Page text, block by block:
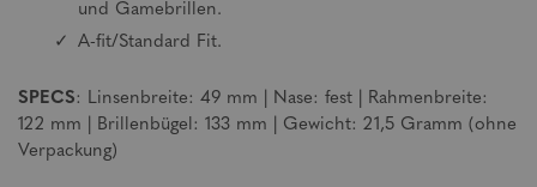
und Gamebrillen.
A-fit/Standard Fit.
SPECS: Linsenbreite: 49 mm | Nase: fest | Rahmenbreite:
122 mm | Brillenbügel: 133 mm | Gewicht: 21,5 Gramm (ohne
Verpackung)